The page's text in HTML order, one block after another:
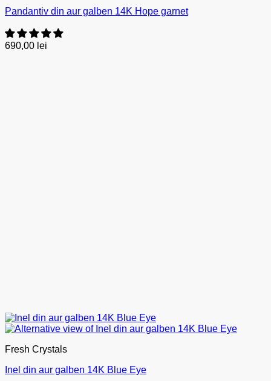
Pandantiv din aur galben 14K Hope garnet
690,00 lei
Fresh Crystals
Inel din aur galben 14K Blue Eye